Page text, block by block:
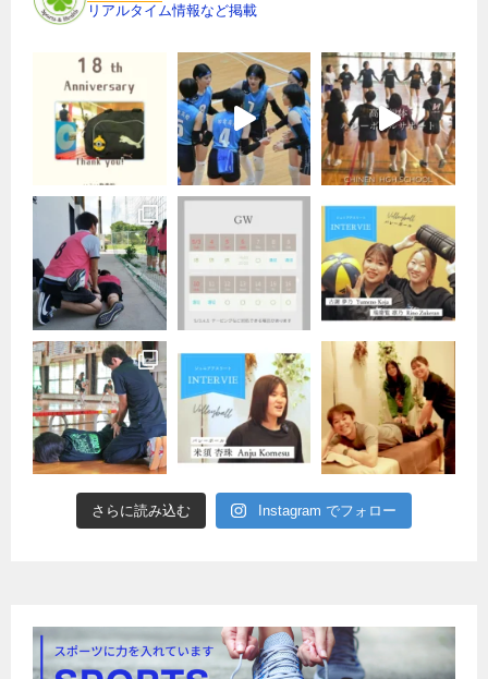
リアルタイム情報など掲載
さらに読み込む Instagram でフォロー